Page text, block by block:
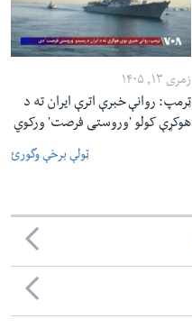
زمری ۱۳, ۱۴۰۵
ټرمپ: روانې خبرې اترې ایران ته د
هوکړې کولو 'وروستی فرصت' ورکوي
ټولې برخې وگورئ